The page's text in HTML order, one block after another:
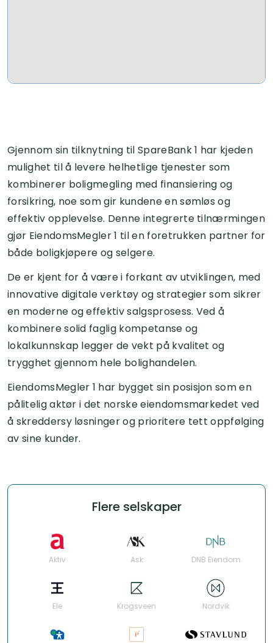
Gjennom sin tilknytning til SpareBank 1 har kjeden
mulighet til å levere helhetlige tjenester som
kombinerer boligmegling med finansiering og
forsikring, noe som gir kundene en sømløs og
effektiv opplevelse. Denne integrerte tilnærmingen
gjør EiendomsMegler 1 til en foretrukken partner for
både boligkjøpere og selgere.
De er kjent for å være i forkant av utviklingen, med
innovative digitale verktøy og strategier som sikrer
en moderne og effektiv salgsprosess. Ved å
kombinere solid faglig kompetanse og
lokalkunnskap legger de vekt på kvalitet og
trygghet gjennom hele bolighandelen.
EiendomsMegler 1 har bygget sin posisjon som en
pålitelig aktør i det norske eiendomsmarkedet ved
å skreddersy løsninger og prioritere tett oppfølging
av sine kunder.
Flere selskaper
Aktiv Ask DNB Eiendom
EIe Krogsveen Nordvik